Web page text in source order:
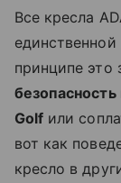
Все кресла
принципе это
Golf или
вот как
кресло в